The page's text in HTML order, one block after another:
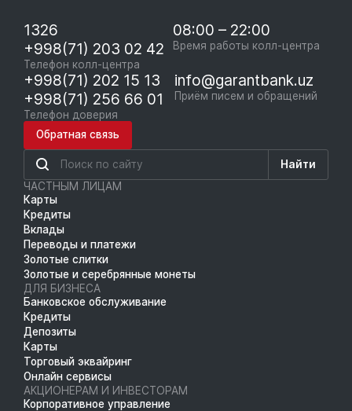
1326
+998(71) 203 02 42
Телефон колл-центра
08:00 – 22:00
Время работы колл-центра
+998(71) 202 15 13
+998(71) 256 66 01
Телефон доверия
info@garantbank.uz
Приём писем и обращений
Обратная связь
Найти
ЧАСТНЫМ ЛИЦАМ
Карты
Кредиты
Вклады
Переводы и платежи
Золотые слитки
Золотые и серебрянные монеты
ДЛЯ БИЗНЕСА
Банковское обслуживание
Кредиты
Депозиты
Карты
Торговый эквайринг
Онлайн сервисы
АКЦИОНЕРАМ И ИНВЕСТОРАМ
Корпоративное управление